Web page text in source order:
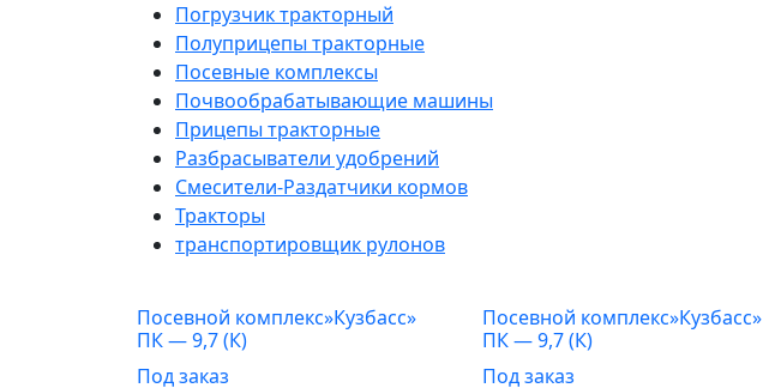
Погрузчик тракторный
Полуприцепы тракторные
Посевные комплексы
Почвообрабатывающие машины
Прицепы тракторные
Разбрасыватели удобрений
Смесители-Раздатчики кормов
Тракторы
транспортировщик рулонов
Посевной комплекс»Кузбасс»
ПК — 9,7 (К)
Под заказ
Посевной комплекс»Кузбасс»
ПК — 9,7 (К)
Под заказ